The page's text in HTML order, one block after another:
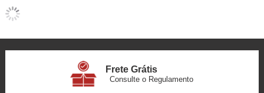
Frete Grátis
Consulte o Regulamento